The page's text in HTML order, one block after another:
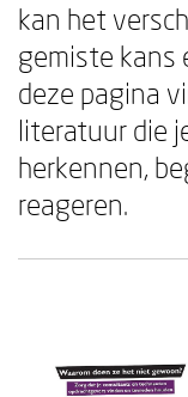
kan het
gemiste kans
deze pagina
literatuur die
herkennen,
reageren.